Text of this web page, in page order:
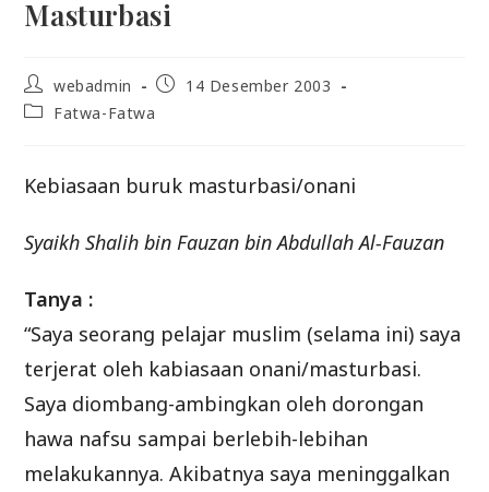
Masturbasi
Post
author:
webadmin
Post14 Desember 2003
PostFatwa-Fatwa
Kebiasaan buruk masturbasi/onani
Syaikh Shalih bin Fauzan bin Abdullah Al-Fauzan
Tanya :
“Saya seorang pelajar muslim (selama ini) saya
terjerat oleh kabiasaan onani/masturbasi.
Saya diombang-ambingkan oleh dorongan
hawa nafsu sampai berlebih-lebihan
melakukannya. Akibatnya saya meninggalkan